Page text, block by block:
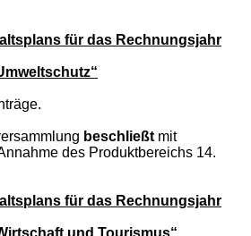
für das Rechnungsjahr
beschließt mit
des Produktbereichs 14.
für das Rechnungsjahr
und Tourismus“